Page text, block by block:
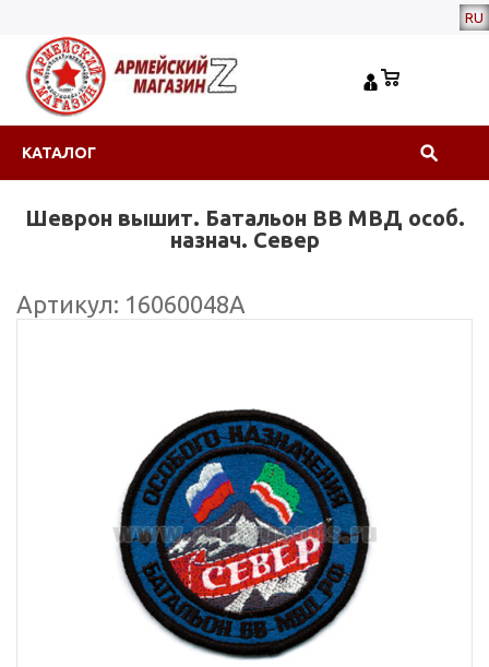
RU
КАТАЛОГ
Шеврон вышит. Батальон ВВ МВД особ.
назнач. Север
Артикул: 16060048А